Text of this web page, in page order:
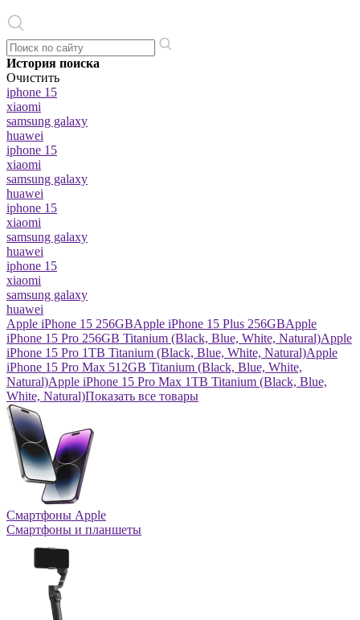
История поиска
Очистить
iphone 15
xiaomi
samsung galaxy
huawei
iphone 15
xiaomi
samsung galaxy
huawei
iphone 15
xiaomi
samsung galaxy
huawei
iphone 15
xiaomi
samsung galaxy
huawei
Apple iPhone 15 256GBApple iPhone 15 Plus 256GBApple
iPhone 15 Pro 256GB Titanium (Black, Blue, White, Natural)Apple
iPhone 15 Pro 1TB Titanium (Black, Blue, White, Natural)Apple
iPhone 15 Pro Max 512GB Titanium (Black, Blue, White,
Natural)Apple iPhone 15 Pro Max 1TB Titanium (Black, Blue,
White, Natural)Показать все товары
Смартфоны Apple
Смартфоны и планшеты